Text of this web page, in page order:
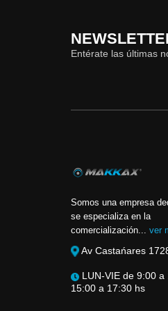
Entérate las últimas
Somos una empresa
se especializa en la
comercialización... ver
Av Castańares
LUN-VIE de 9:00 a
15:00 a 17:30 hs